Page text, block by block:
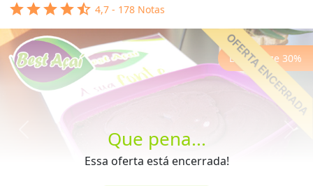
Que pena...
Essa oferta está encerrada!
starstarstarstarstar_half 4,7 - 178 Notas
Economize 30%